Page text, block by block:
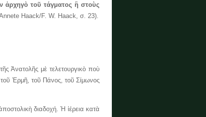
ἀρχηγὸ τοῦ τάγματος ἢ στοὺς
Haack/F. W. Haack, σ. 23).
Ἀνατολῆς μὲ τελετουργικὸ ποὺ
Ἑρμῆ, τοῦ Πάνος, τοῦ Σίμωνος
διαδοχή. Ἡ ἱέρεια κατὰ